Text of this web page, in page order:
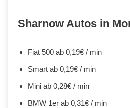
Sharnow Autos in
Fiat 500 ab 0,19€ / min
Smart ab 0,19€ / min
Mini ab 0,28€ / min
BMW 1er ab 0,31€ / min